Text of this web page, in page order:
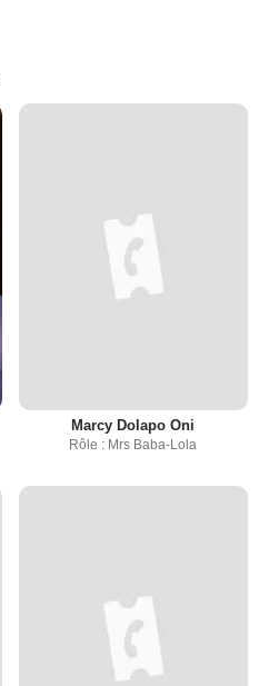
Marcy Dolapo Oni
Rôle : Mrs Baba-Lola